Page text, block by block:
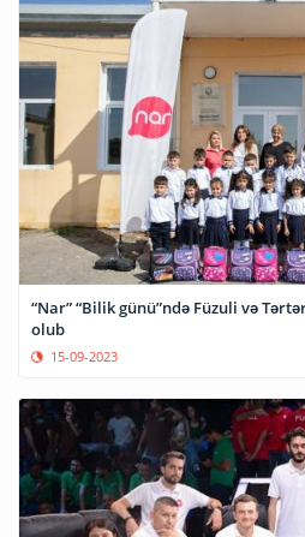
“Nar” “Bilik günü”ndə Füzuli və
olub
15-09-2023